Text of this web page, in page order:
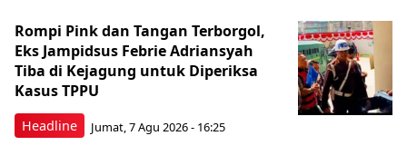
Headline
Rompi Pink dan Tangan Terborgol,
Eks Jampidsus Febrie Adriansyah
Tiba di Kejagung untuk Diperiksa
Kasus TPPU
Jumat, 7 Agu 2026 - 16:25